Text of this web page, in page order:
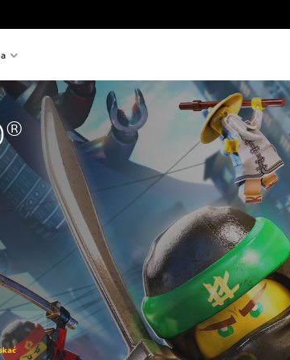
ceny wynoszącej 259,00 zl